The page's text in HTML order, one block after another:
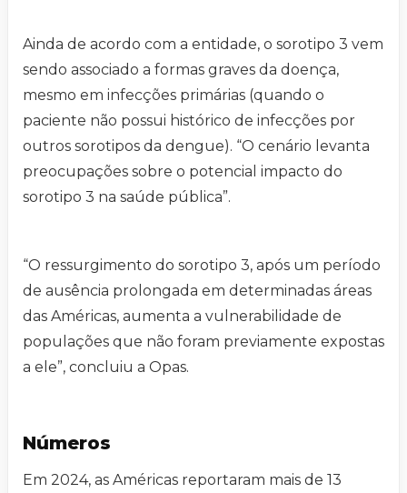
Ainda de acordo com a entidade, o sorotipo 3 vem
sendo associado a formas graves da doença,
mesmo em infecções primárias (quando o
paciente não possui histórico de infecções por
outros sorotipos da dengue). “O cenário levanta
preocupações sobre o potencial impacto do
sorotipo 3 na saúde pública”.
“O ressurgimento do sorotipo 3, após um período
de ausência prolongada em determinadas áreas
das Américas, aumenta a vulnerabilidade de
populações que não foram previamente expostas
a ele”, concluiu a Opas.
Números
Em 2024, as Américas reportaram mais de 13